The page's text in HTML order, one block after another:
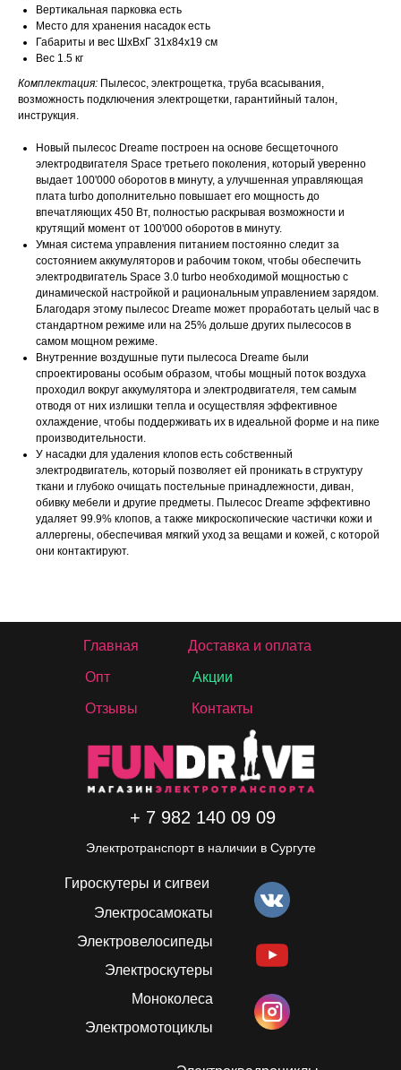
Вертикальная парковка есть
Место для хранения насадок есть
Габариты и вес ШхВхГ 31x84x19 см
Вес 1.5 кг
Комплектация: Пылесос, электрощетка, труба всасывания,
возможность подключения электрощетки, гарантийный талон,
инструкция.
Новый пылесос Dreame построен на основе бесщеточного
электродвигателя Space третьего поколения, который уверенно
выдает 100'000 оборотов в минуту, а улучшенная управляющая
плата turbo дополнительно повышает его мощность до
впечатляющих 450 Вт, полностью раскрывая возможности и
крутящий момент от 100'000 оборотов в минуту.
Умная система управления питанием постоянно следит за
состоянием аккумуляторов и рабочим током, чтобы обеспечить
электродвигатель Space 3.0 turbo необходимой мощностью с
динамической настройкой и рациональным управлением зарядом.
Благодаря этому пылесос Dreame может проработать целый час в
стандартном режиме или на 25% дольше других пылесосов в
самом мощном режиме.
Внутренние воздушные пути пылесоса Dreame были
спроектированы особым образом, чтобы мощный поток воздуха
проходил вокруг аккумулятора и электродвигателя, тем самым
отводя от них излишки тепла и осуществляя эффективное
охлаждение, чтобы поддерживать их в идеальной форме и на пике
производительности.
У насадки для удаления клопов есть собственный
электродвигатель, который позволяет ей проникать в структуру
ткани и глубоко очищать постельные принадлежности, диван,
обивку мебели и другие предметы. Пылесос Dreame эффективно
удаляет 99.9% клопов, а также микроскопические частички кожи и
аллергены, обеспечивая мягкий уход за вещами и кожей, с которой
они контактируют.
Гироскутеры и сигвеи
Электросамокаты
Электровелосипеды
Электроскутеры
Моноколеса
Электромотоциклы
Главная Доставка и оплата
Опт
Отзывы
Акции
Контакты
+ 7 982 140 09 09
Электротранспорт в наличии в Сургуте